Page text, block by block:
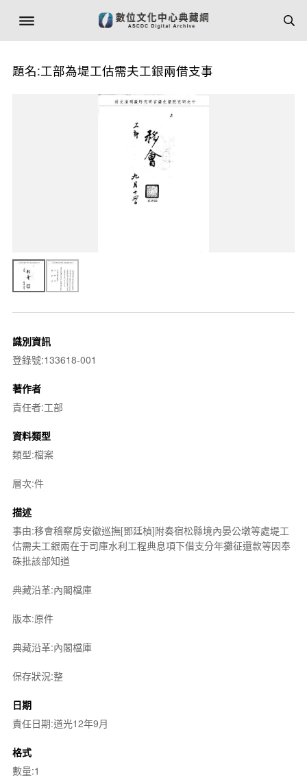
題名:工部為堤工估需夫工銀兩借支事
識別資訊
登錄號:133618-001
著作者
責任者:工部
資料類型
類型:檔案
層次:件
描述
事由:移會稽察房安徽巡撫[鄧廷楨]附奏宿松縣境內晏公墩等處堤工
估需夫工銀兩在于司庫水利工程典息項下借支分年攤征還款等因奉
硃批該部知道
典藏沿革:內閣檔庫
版本:原件
典藏沿革:內閣檔庫
保存狀況:整
日期
責任日期:道光12年9月
格式
數量:1